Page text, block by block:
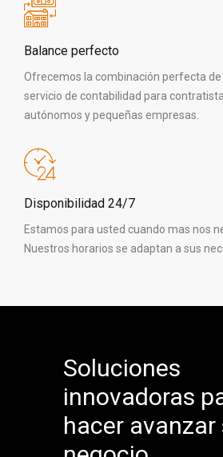
Balance perfecto
Ofrecemos la combinación perfecta
servicio de contabilidad para
autónomos y pequeñas empresas.
Disponibilidad 24/7
Estamos para usted cuando mas nos
Nuestros horarios se adaptan a sus
Soluciones
innovadoras
hacer avanzar